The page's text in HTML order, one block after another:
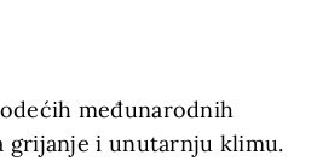
međunarodnih
grijanje i unutarnju klimu.